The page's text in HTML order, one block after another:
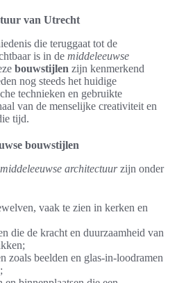
van Utrecht
die teruggaat tot de
is in de middeleeuwse
bouwstijlen zijn kenmerkend
nog steeds het huidige
technieken en gebruikte
van de menselijke creativiteit en
tijd.
bouwstijlen
middeleeuwse architectuurzijn onder
vaak te zien in kerken en
die de kracht en duurzaamheid van
zoals beelden en glas-in-loodramen